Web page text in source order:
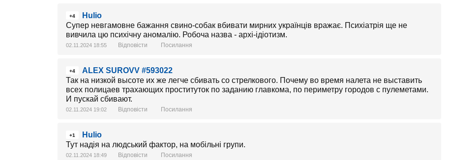
+4
Hulio
Супер невгамовне бажання свино-собак вбивати мирних українців вражає. Психіатрія ще не
вивчила цю психічну аномалію. Робоча назва - архі-ідіотизм.
02.11.2024 18:55 Відповісти Посилання
+4
ALEX SUROVV #593022
Так на низкой высоте их же легче сбивать со стрелкового. Почему во время налета не выставить
всех полицаев трахающих проституток по заданию главкома, по периметру городов с пулеметами.
И пускай сбивают.
02.11.2024 19:02 Відповісти Посилання
+1
Hulio
Тут надія на людський фактор, на мобільні групи.
02.11.2024 18:49 Відповісти Посилання